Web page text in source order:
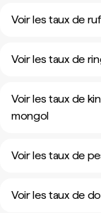
Voir les taux de
Voir les taux de
Voir les taux de
mongol
Voir les taux de
Voir les taux de